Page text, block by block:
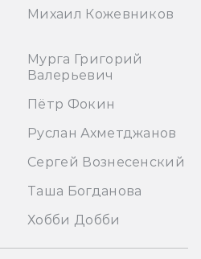
Михаил Кожевников
Мурга Григорий
Валерьевич
Пётр Фокин
Руслан Ахметджанов
Сергей Вознесенский
Таша Богданова
Хобби Добби